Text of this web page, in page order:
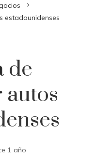
estadounidenses
de
1 año